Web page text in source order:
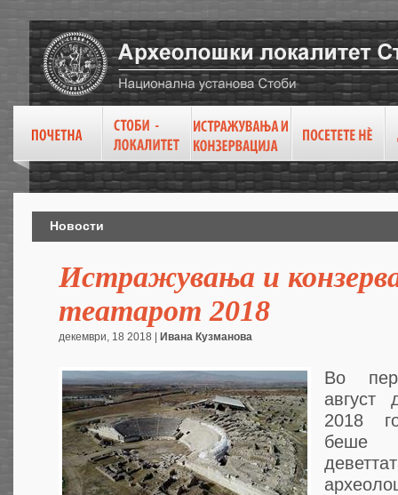
Новости
Истражувања и
театарот 2018
декември, 18 2018 | Ивана Кузманова
Во
август
2018
беше